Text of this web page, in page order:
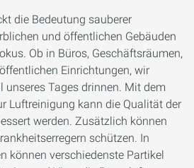
die Bedeutung sauberer
und öffentlichen Gebäuden
Ob in Büros, Geschäftsräumen,
Einrichtungen, wir
unseres Tages drinnen. Mit dem
Luftreinigung kann die Qualität der
werden. Zusätzlich können
schützen. In
können verschiedenste Partikel